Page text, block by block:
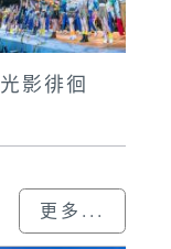
光影徘徊
更多...